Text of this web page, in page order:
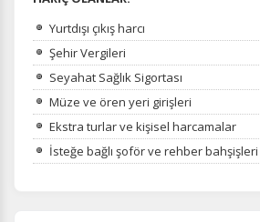
Yurtdışı çıkış harcı
Şehir Vergileri
Seyahat Sağlık Sigortası
Müze ve ören yeri girişleri
Ekstra turlar ve kişisel harcamalar
İsteğe bağlı şoför ve rehber bahşişleri